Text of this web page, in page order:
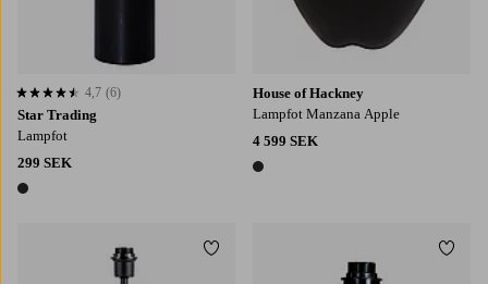
Star Trading
Lampfot
299 SEK
1 färg
4,7 baserat på 6 st betyg
4,7 (6)
House of Hackney
Lampfot Manzana Apple
4 599 SEK
1 färg
Lägg till i favoriter